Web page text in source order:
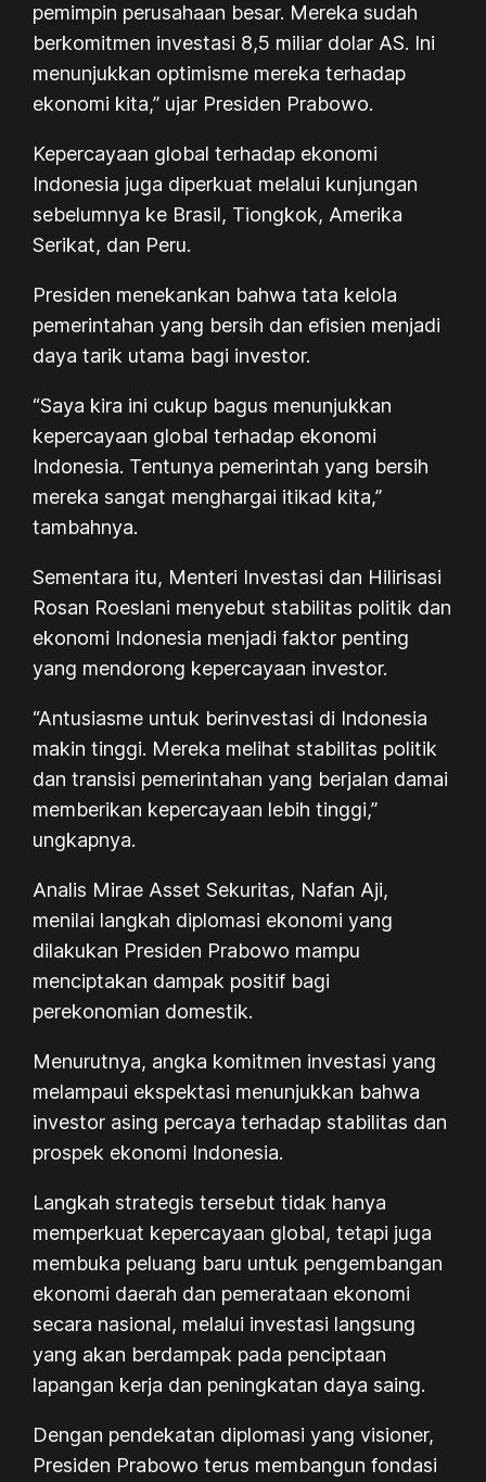
pemimpin perusahaan besar. Mereka sudah
berkomitmen investasi 8,5 miliar dolar AS. Ini
menunjukkan optimisme mereka terhadap
ekonomi kita,” ujar Presiden Prabowo.
Kepercayaan global terhadap ekonomi
Indonesia juga diperkuat melalui kunjungan
sebelumnya ke Brasil, Tiongkok, Amerika
Serikat, dan Peru.
Presiden menekankan bahwa tata kelola
pemerintahan yang bersih dan efisien menjadi
daya tarik utama bagi investor.
“Saya kira ini cukup bagus menunjukkan
kepercayaan global terhadap ekonomi
Indonesia. Tentunya pemerintah yang bersih
mereka sangat menghargai itikad kita,”
tambahnya.
Sementara itu, Menteri Investasi dan Hilirisasi
Rosan Roeslani menyebut stabilitas politik dan
ekonomi Indonesia menjadi faktor penting
yang mendorong kepercayaan investor.
“Antusiasme untuk berinvestasi di Indonesia
makin tinggi. Mereka melihat stabilitas politik
dan transisi pemerintahan yang berjalan damai
memberikan kepercayaan lebih tinggi,”
ungkapnya.
Analis Mirae Asset Sekuritas, Nafan Aji,
menilai langkah diplomasi ekonomi yang
dilakukan Presiden Prabowo mampu
menciptakan dampak positif bagi
perekonomian domestik.
Menurutnya, angka komitmen investasi yang
melampaui ekspektasi menunjukkan bahwa
investor asing percaya terhadap stabilitas dan
prospek ekonomi Indonesia.
Langkah strategis tersebut tidak hanya
memperkuat kepercayaan global, tetapi juga
membuka peluang baru untuk pengembangan
ekonomi daerah dan pemerataan ekonomi
secara nasional, melalui investasi langsung
yang akan berdampak pada penciptaan
lapangan kerja dan peningkatan daya saing.
Dengan pendekatan diplomasi yang visioner,
Presiden Prabowo terus membangun fondasi